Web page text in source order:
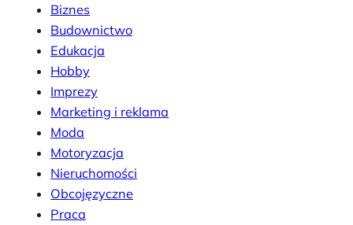
Biznes
Budownictwo
Edukacja
Hobby
Imprezy
Marketing i reklama
Moda
Motoryzacja
Nieruchomości
Obcojęzyczne
Praca